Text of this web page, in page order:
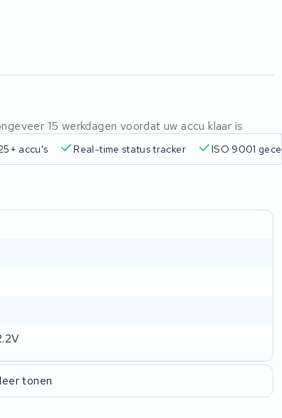
15 werkdagen voordat uw accu klaar is
accu's Real-time status tracker ISO 9001
tonen